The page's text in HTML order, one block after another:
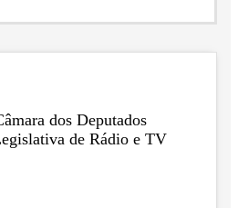
dos Deputados
de Rádio e TV